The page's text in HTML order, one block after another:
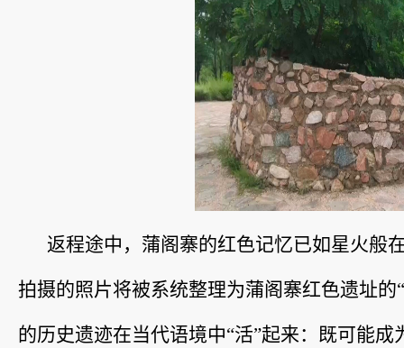
返程途中，蒲阁寨的红色记忆已如星火般
拍摄的照片将被系统整理为蒲阁寨红色遗址
的历史遗迹在当代语境中“活”起来：既可能